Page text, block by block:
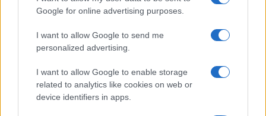
Google for online advertising purposes.
I want to allow Google to send me
personalized advertising.
I want to allow Google to enable storage
related to analytics like cookies on web or
device identifiers in apps.
gettonati dell’Estate 2026,
freschi e leggeri